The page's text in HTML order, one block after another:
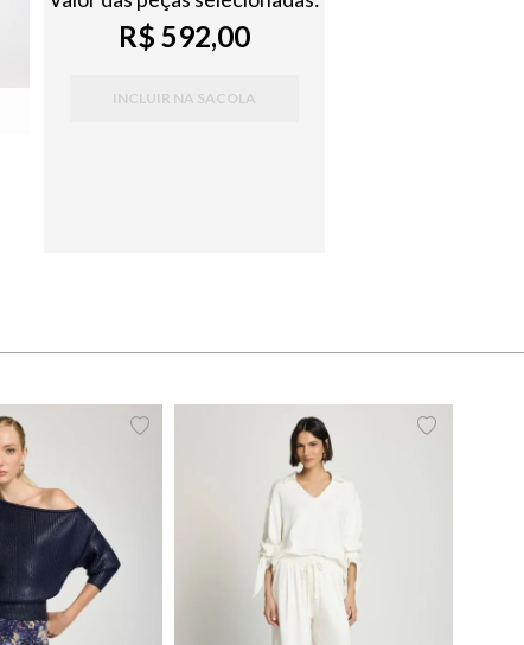
R$ 592,00
INCLUIR NA SACOLA